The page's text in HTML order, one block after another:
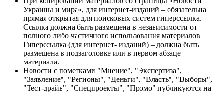
Украины и мира», для интернет-изданий – обязательна
прямая открытая для поисковых систем гиперссылка.
Ссылка должна быть размещена в независимости от
полного либо частичного использования материалов.
Гиперссылка (для интернет- изданий) – должна быть
размещена в подзаголовке или в первом абзаце
материала.
Новости с пометками "Мнение", "Экспертиза",
"Заявление", "Регионы", "Деньги", "Власть", "Выборы",
"Тест-драйв", "Спецпроекты", "Промо" публикуются на